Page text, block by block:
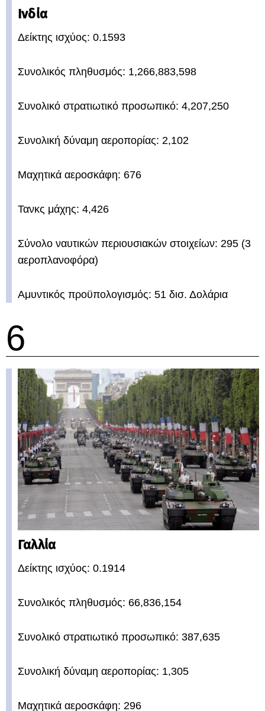
Ινδία
Δείκτης ισχύος: 0.1593
Συνολικός πληθυσμός: 1,266,883,598
Συνολικό στρατιωτικό προσωπικό: 4,207,250
Συνολική δύναμη αεροπορίας: 2,102
Μαχητικά αεροσκάφη: 676
Τανκς μάχης: 4,426
Σύνολο ναυτικών περιουσιακών στοιχείων: 295 (3
αεροπλανοφόρα)
Αμυντικός προϋπολογισμός: 51 δισ. Δολάρια
6
Γαλλία
Δείκτης ισχύος: 0.1914
Συνολικός πληθυσμός: 66,836,154
Συνολικό στρατιωτικό προσωπικό: 387,635
Συνολική δύναμη αεροπορίας: 1,305
Μαχητικά αεροσκάφη: 296